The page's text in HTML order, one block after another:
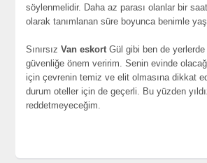
söylenmelidir. Daha az parası olanlar bir
olarak tanımlanan süre boyunca benimle
SınırsızVan eskortGül gibi ben de
güvenliğe önem veririm. Senin evinde
için çevrenin temiz ve elit olmasına dikkat
durum oteller için de geçerli. Bu yüzden
reddetmeyeceğim.